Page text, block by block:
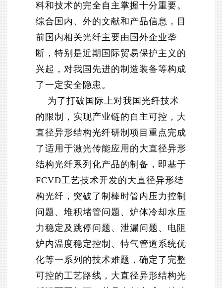
料和技术的完全自主掌握十分重要。
综合国内、外的文献和产品信息，目
前国内相关光纤主要由国外企业垄
断，特别是近期国际贸易保护主义的
兴起，对我国先进的制造装备等构成
了一定安全隐患。
为了打破国际上对我国光纤技术
的限制，实现产业链的自主可控，大
直径异形结构光纤研制项目重点完成
了适用于激光传能应用的大直径异形
结构光纤系列化产品的制备，即基于
FCVD工艺技术开发的大直径异形结
构光纤，突破了制棒时管内压力控制
问题、堆积堵管问题、炉体冷却水压
力稳定及跳停问题、泄漏问题、电阻
炉内温度稳定控制、特气管道系统优
化等一系列的技术难题，确定了完整
可控的工艺路线，大直径异形结构光